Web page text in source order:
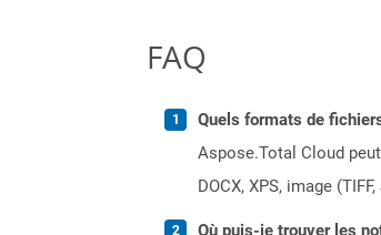
FAQ
Quels formats de
Aspose.Total Cloud
DOCX, XPS, image
Où puis-je trouver les